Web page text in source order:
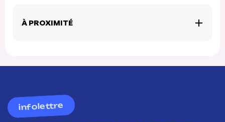
À PROXIMITÉ
infolettre